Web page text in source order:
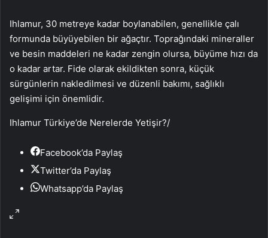
Ihlamur, 30 metreye kadar boylanabilen, genellikle çalı
formunda büyüyebilen bir ağaçtır. Toprağındaki mineraller
ve besin maddeleri ne kadar zengin olursa, büyüme hızı da
o kadar artar. Fide olarak ekildikten sonra, küçük
sürgünlerin nakledilmesi ve düzenli bakımı, sağlıklı
gelişimi için önemlidir.
Ihlamur Türkiye’de Nerelerde Yetişir?/
Facebook’da Paylaş
Twitter’da Paylaş
Whatsapp’da Paylaş